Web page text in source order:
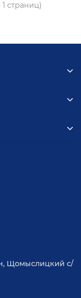
страниц)
Щомыслицкий с/